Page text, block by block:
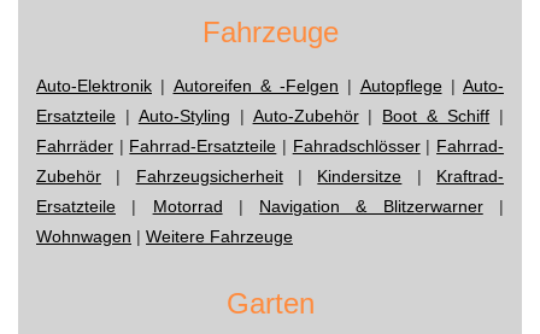
Fahrzeuge
Auto-Elektronik | Autoreifen & -Felgen | Autopflege| Auto-
Ersatzteile | Auto-Styling | Auto-Zubehör| Boot & Schiff |
Fahrräder | Fahrrad-Ersatzteile | Fahradschlösser| Fahrrad-
Zubehör | Fahrzeugsicherheit| Kindersitze | Kraftrad-
Ersatzteile | Motorrad | Navigation & Blitzerwarner|
Wohnwagen | Weitere Fahrzeuge
Garten